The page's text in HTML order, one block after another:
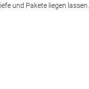
und Pakete liegen lassen.